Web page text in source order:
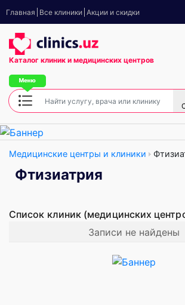
Главная Все клиники Акции и скидки
Каталог клиник и медицинских центров
Медицинские центры и клиники
Фтизиатрия
Список клиник (медицинских
Записи не найдены